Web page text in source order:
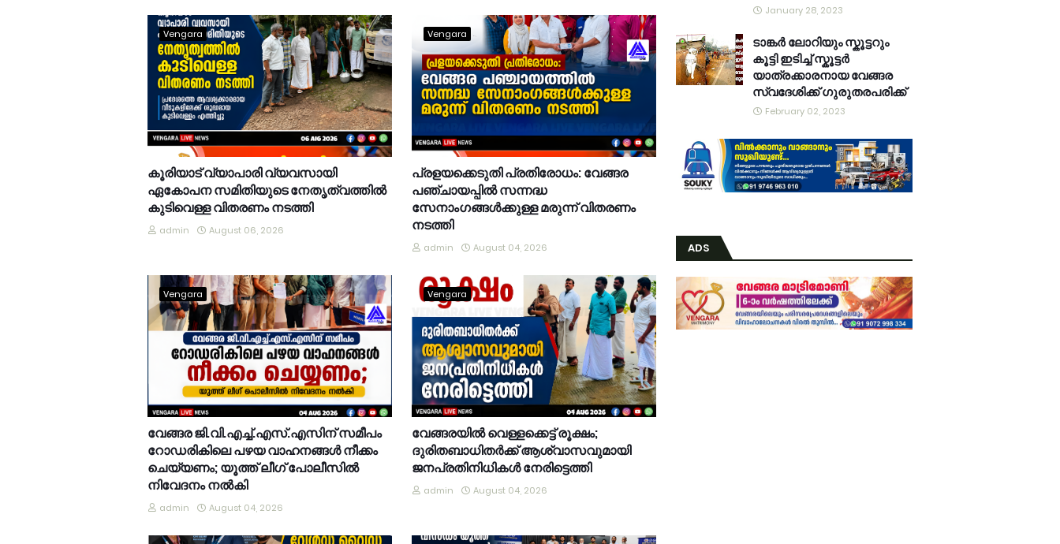
Vengara
കൂരിയാട് വ്യാപാരി വ്യവസായി
ഏകോപന സമിതിയുടെ നേതൃത്വത്തിൽ
കുടിവെള്ള വിതരണം നടത്തി
admin August 06, 2026
Vengara
പ്രളയക്കെടുതി പ്രതിരോധം: വേങ്ങര
പഞ്ചായപ്പിൽ സന്നദ്ധ
സേനാംഗങ്ങൾക്കുള്ള മരുന്ന് വിതരണം
നടത്തി
admin August 04, 2026
Vengara
വേങ്ങര ജി.വി.എച്ച്.എസ്.എസിന് സമീപം
റോഡരികിലെ പഴയ വാഹനങ്ങൾ നീക്കം
ചെയ്യണം; യൂത്ത് ലീഗ് പോലീസിൽ
നിവേദനം നൽകി
admin August 04, 2026
Vengara
വേങ്ങരയിൽ വെള്ളക്കെട്ട് രൂക്ഷം;
ദുരിതബാധിതർക്ക് ആശ്വാസവുമായി
ജനപ്രതിനിധികൾ നേരിട്ടെത്തി
admin August 04, 2026
January 28, 2023
ടാങ്കർ ലോറിയും സ്കൂട്ടറും
കൂട്ടി ഇടിച്ച് സ്കൂട്ടർ
യാത്രക്കാരനായ വേങ്ങര
സ്വദേശിക്ക് ഗുരുതരപരിക്ക്
February 02, 2023
ADS